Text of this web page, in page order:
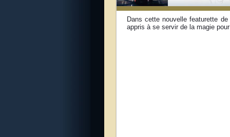
Dans cette nouvelle featurette
appris à se servir de la magie